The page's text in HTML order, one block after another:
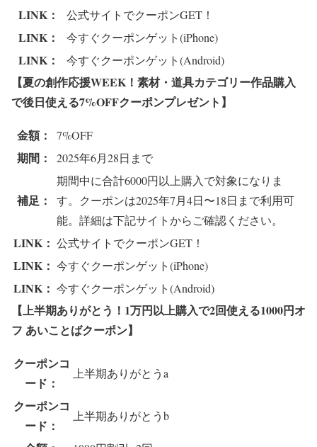
LINK： 公式サイトでクーポンGET！
LINK： 今すぐクーポンゲット(iPhone)
LINK： 今すぐクーポンゲット(Android)
【夏の創作応援WEEK！素材・道具カテゴリー作品購入
で後日使える7%OFFクーポンプレゼント 】
金額： 7%OFF
期間： 2025年6月28日まで
補足：
期間中に合計6000円以上購入で対象になりま
す。クーポンは2025年7月4日〜18日まで利用可
能。詳細は下記サイトからご確認ください。
LINK： 公式サイトでクーポンGET！
LINK： 今すぐクーポンゲット(iPhone)
LINK： 今すぐクーポンゲット(Android)
【上半期ありがとう！1万円以上購入で2回使える1000円オ
フ あいことばクーポン】
クーポンコ
ード：
上半期ありがとうa
クーポンコ
ード：
上半期ありがとうb